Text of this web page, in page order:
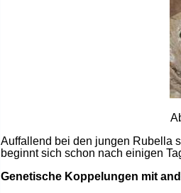
Auffallend bei den jungen Rubella
beginnt sich schon nach einigen
Genetische Koppelungen mit